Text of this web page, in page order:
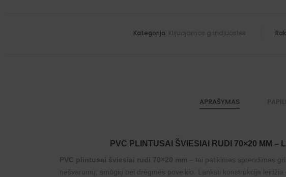
Kategorija: Klijuojamos grindjuostės
APRAŠYMAS
PVC PLINTUSAI ŠVIESIAI RUDI 70×20 MM –
PVC plintusai šviesiai rudi 70×20 mm – tai patikimas sprendimas
nešvarumų, smūgių bei drėgmės poveikio. Lanksti konstrukcija